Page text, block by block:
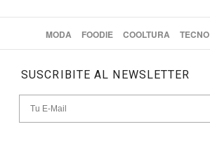
MODA FOODIE COOLTURA TECNO
SUSCRIBITE AL NEWSLETTER